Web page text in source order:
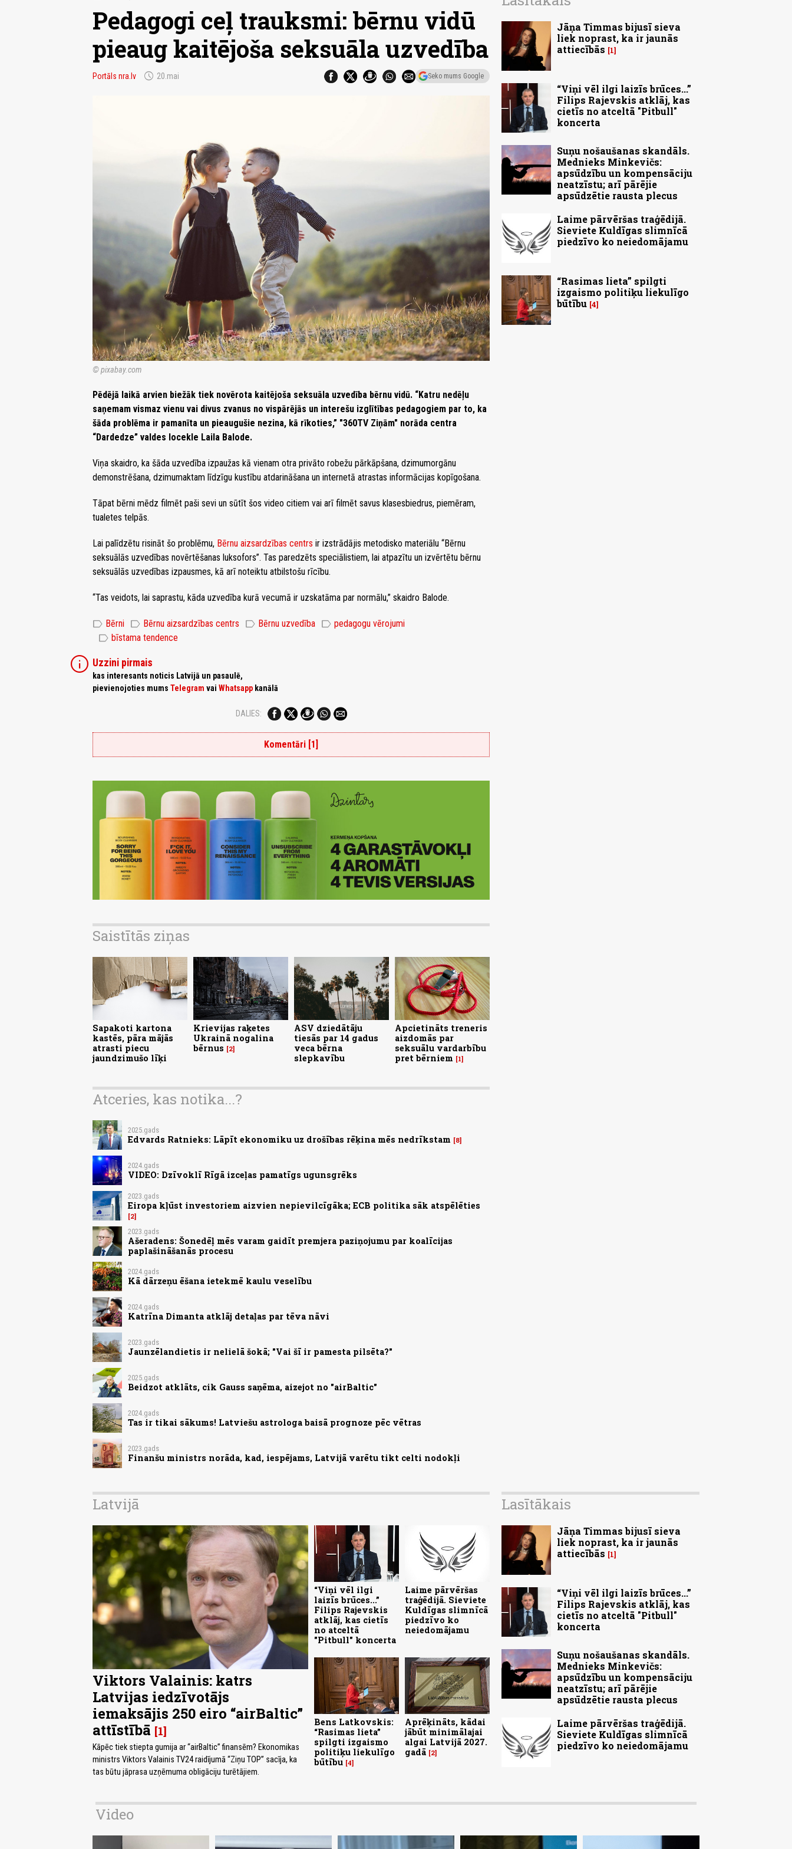
Pedagogi ceļ trauksmi: bērnu vidū
pieaug kaitējoša seksuāla uzvedība
Portāls nra.lv schedule 20.mai Seko mums Google
© pixabay.com
Pēdējā laikā arvien biežāk tiek novērota kaitējoša seksuāla uzvedība bērnu vidū. “Katru nedēļu
saņemam vismaz vienu vai divus zvanus no vispārējās un interešu izglītības pedagogiem par to, ka
šāda problēma ir pamanīta un pieaugušie nezina, kā rīkoties,” "360TV Ziņām" norāda centra
“Dardedze” valdes locekle Laila Balode.
Viņa skaidro, ka šāda uzvedība izpaužas kā vienam otra privāto robežu pārkāpšana, dzimumorgānu
demonstrēšana, dzimumaktam līdzīgu kustību atdarināšana un internetā atrastas informācijas kopīgošana.
Tāpat bērni mēdz filmēt paši sevi un sūtīt šos video citiem vai arī filmēt savus klasesbiedrus, piemēram,
tualetes telpās.
Lai palīdzētu risināt šo problēmu, Bērnu aizsardzības centrs ir izstrādājis metodisko materiālu “Bērnu
seksuālās uzvedības novērtēšanas luksofors”. Tas paredzēts speciālistiem, lai atpazītu un izvērtētu bērnu
seksuālās uzvedības izpausmes, kā arī noteiktu atbilstošu rīcību.
“Tas veidots, lai saprastu, kāda uzvedība kurā vecumā ir uzskatāma par normālu,” skaidro Balode.
label Bērni label Bērnu aizsardzības centrs label Bērnu uzvedība label pedagogu vērojumi
label bīstama tendence
info Uzzini pirmais
kas interesants noticis Latvijā un pasaulē,
pievienojoties mums Telegram vai Whatsapp kanālā
DALIES:
Komentāri [1]
Saistītās ziņas
Sapakoti kartona
kastēs, pāra mājās
atrasti piecu
jaundzimušo līķi
Krievijas raķetes
Ukrainā nogalina
bērnus
2
ASV dziedātāju
tiesās par 14 gadus
veca bērna
slepkavību
Apcietināts treneris
aizdomās par
seksuālu vardarbību
pret bērniem
1
Atceries, kas notika...?
2025.gads
Edvards Ratnieks: Lāpīt ekonomiku uz drošības rēķina mēs nedrīkstam 8
2024.gads
VIDEO: Dzīvoklī Rīgā izceļas pamatīgs ugunsgrēks
2023.gads
Eiropa kļūst investoriem aizvien nepievilcīgāka; ECB politika sāk atspēlēties
2
2023.gads
Ašeradens: Šonedēļ mēs varam gaidīt premjera paziņojumu par koalīcijas
paplašināšanās procesu
2024.gads
Kā dārzeņu ēšana ietekmē kaulu veselību
2024.gads
Katrīna Dimanta atklāj detaļas par tēva nāvi
2023.gads
Jaunzēlandietis ir nelielā šokā; "Vai šī ir pamesta pilsēta?"
2025.gads
Beidzot atklāts, cik Gauss saņēma, aizejot no "airBaltic"
2024.gads
Tas ir tikai sākums! Latviešu astrologa baisā prognoze pēc vētras
2023.gads
Finanšu ministrs norāda, kad, iespējams, Latvijā varētu tikt celti nodokļi
Jāņa Timmas bijusī sieva
liek noprast, ka ir jaunās
attiecībās
1
“Viņi vēl ilgi laizīs brūces...”
Filips Rajevskis atklāj, kas
cietīs no atceltā "Pitbull"
koncerta
Suņu nošaušanas skandāls.
Mednieks Minkevičs:
apsūdzību un kompensāciju
neatzīstu; arī pārējie
apsūdzētie rausta plecus
Laime pārvēršas traģēdijā.
Sieviete Kuldīgas slimnīcā
piedzīvo ko neiedomājamu
“Rasimas lieta” spilgti
izgaismo politiķu liekulīgo
būtību 4
Latvijā
Viktors Valainis: katrs
Latvijas iedzīvotājs
iemaksājis 250 eiro “airBaltic”
attīstībā 1
Kāpēc tiek stiepta gumija ar “airBaltic” finansēm? Ekonomikas
ministrs Viktors Valainis TV24 raidījumā “Ziņu TOP” sacīja, ka
tas būtu jāprasa uzņēmuma obligāciju turētājiem.
“Viņi vēl ilgi
laizīs brūces...”
Filips Rajevskis
atklāj, kas cietīs
no atceltā
"Pitbull" koncerta
Laime pārvēršas
traģēdijā. Sieviete
Kuldīgas slimnīcā
piedzīvo ko
neiedomājamu
Bens Latkovskis:
“Rasimas lieta”
spilgti izgaismo
politiķu liekulīgo
būtību 4
Aprēķināts, kādai
jābūt minimālajai
algai Latvijā 2027.
gadā 2
Lasītākais
Jāņa Timmas bijusī sieva
liek noprast, ka ir jaunās
attiecībās
1
“Viņi vēl ilgi laizīs brūces...”
Filips Rajevskis atklāj, kas
cietīs no atceltā "Pitbull"
koncerta
Suņu nošaušanas skandāls.
Mednieks Minkevičs:
apsūdzību un kompensāciju
neatzīstu; arī pārējie
apsūdzētie rausta plecus
Laime pārvēršas traģēdijā.
Sieviete Kuldīgas slimnīcā
piedzīvo ko neiedomājamu
Video